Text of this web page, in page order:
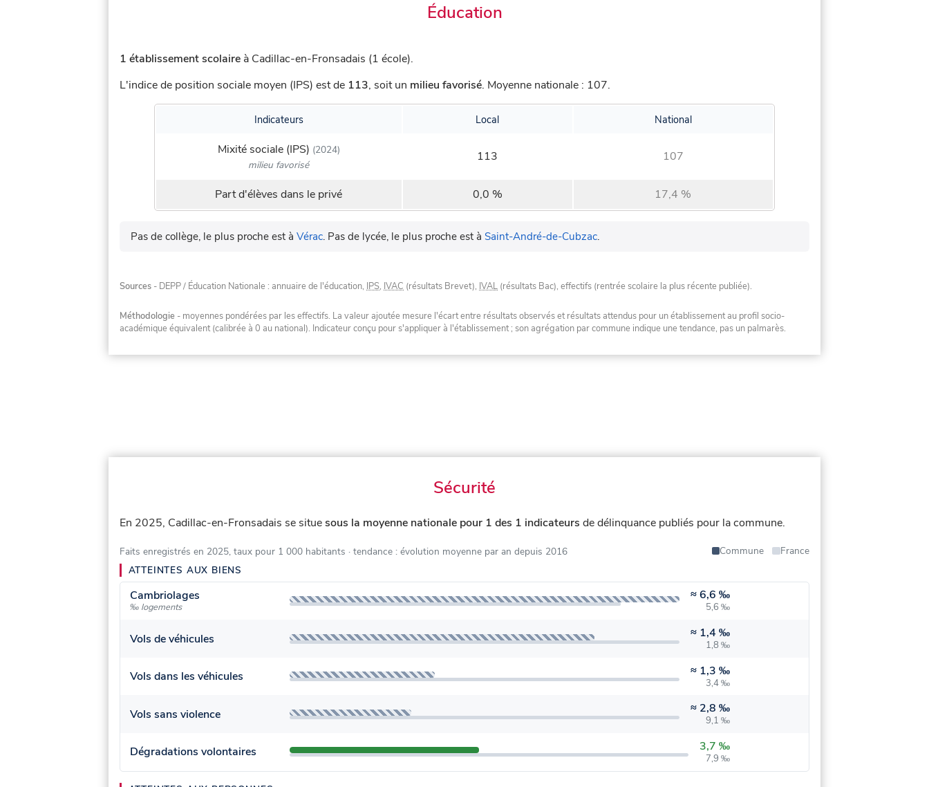
Éducation
1 établissement scolaire à Cadillac-en-Fronsadais (1 école).
L'indice de position sociale moyen (IPS) est de 113, soit un milieu favorisé. Moyenne nationale : 107.
Indicateurs Local National
Mixité sociale (IPS) (2024)
milieu favorisé
113 107
Part d'élèves dans le privé 0,0 % 17,4 %
Pas de collège, le plus proche est à Vérac. Pas de lycée, le plus proche est à Saint-André-de-Cubzac.
Sources - DEPP / Éducation Nationale : annuaire de l'éducation, IPS, IVAC (résultats Brevet), IVAL (résultats Bac), effectifs (rentrée scolaire la plus récente publiée).
Méthodologie - moyennes pondérées par les effectifs. La valeur ajoutée mesure l'écart entre résultats observés et résultats attendus pour un établissement au profil socio-
académique équivalent (calibrée à 0 au national). Indicateur conçu pour s'appliquer à l'établissement ; son agrégation par commune indique une tendance, pas un palmarès.
Sécurité
En 2025, Cadillac-en-Fronsadais se situesous la moyenne nationale pour 1 des 1 indicateurs de délinquance publiés pour la commune.
Faits enregistrés en 2025, taux pour 1 000 habitants · tendance : évolution moyenne par an depuis 2016 Commune
France
ATTEINTES AUX BIENS
Cambriolages
‰ logements
≈6,6 ‰
5,6 ‰
Vols de véhicules ≈ 1,4 ‰
1,8 ‰
Vols dans les véhicules ≈ 1,3 ‰
3,4 ‰
Vols sans violence ≈ 2,8 ‰
9,1 ‰
Dégradations volontaires 3,7 ‰
7,9 ‰